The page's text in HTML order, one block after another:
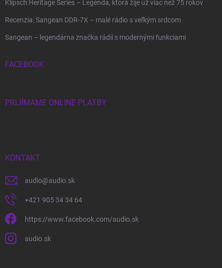
Klipsch Heritage Series – Legenda, ktorá žije už viac než 75 rokov
Recenzia: Sangean DDR-7X – malé rádio s veľkým srdcom
Sangean – legendárna značka rádií s modernými funkciami
FACEBOOK
PRIJÍMAME ONLINE PLATBY
KONTAKT
audio@audio.sk
+421 905 34 34 64
https://www.facebook.com/audio.sk
audio.sk